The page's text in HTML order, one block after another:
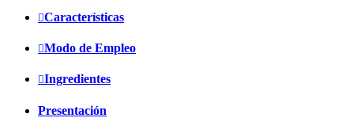
Características
Modo de Empleo
Ingredientes
Presentación